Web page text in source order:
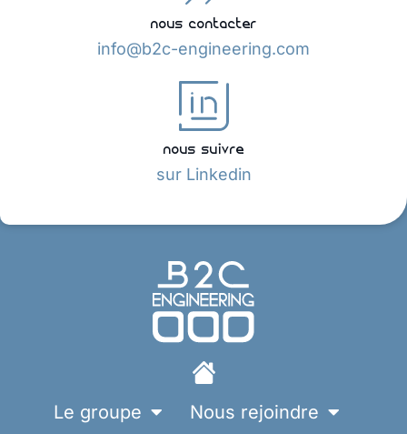
nous contacter
info@b2c-engineering.com
nous suivre
sur Linkedin
Le groupe Nous rejoindre